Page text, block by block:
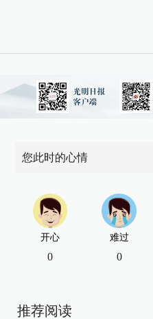
您此时的心情
开心
0
难过
0
推荐阅读